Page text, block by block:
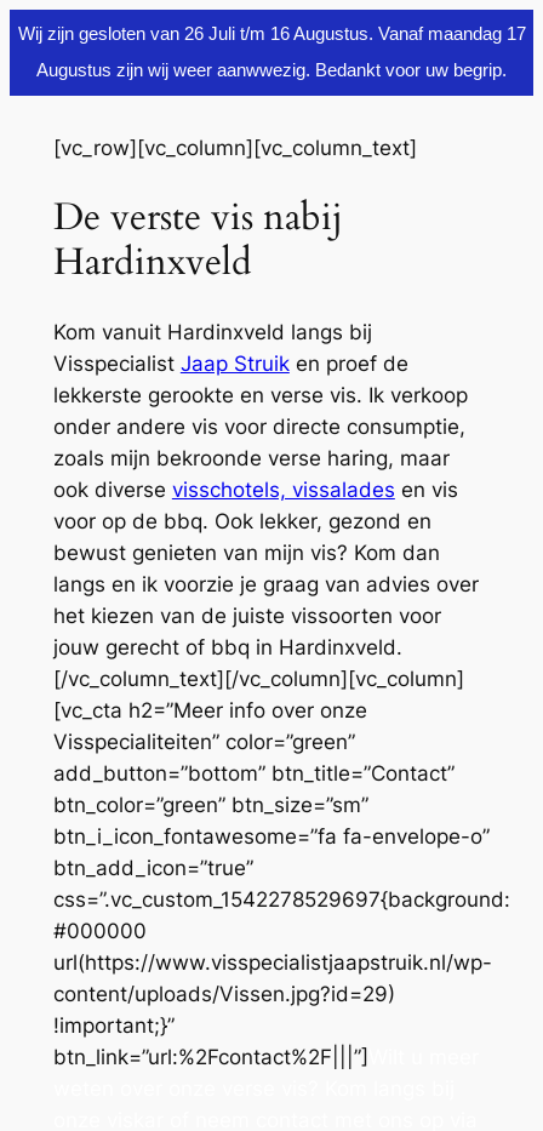
Wij zijn gesloten van 26 Juli t/m 16 Augustus. Vanaf maandag 17
Augustus zijn wij weer aanwwezig. Bedankt voor uw begrip.
inhoud
[vc_row][vc_column][vc_column_text]
De verste vis nabij
Hardinxveld
Kom vanuit Hardinxveld langs bij
Visspecialist Jaap Struiken proef de
lekkerste gerookte en verse vis. Ik verkoop
onder andere vis voor directe consumptie,
zoals mijn bekroonde verse haring, maar
ook diverse visschotels, vissalades en vis
voor op de bbq. Ook lekker, gezond en
bewust genieten van mijn vis? Kom dan
langs en ik voorzie je graag van advies over
het kiezen van de juiste vissoorten voor
jouw gerecht of bbq in Hardinxveld.
[/vc_column_text][/vc_column][vc_column]
[vc_cta h2=”Meer info over onze
Visspecialiteiten” color=”green”
add_button=”bottom” btn_title=”Contact”
btn_color=”green” btn_size=”sm”
btn_i_icon_fontawesome=”fa fa-envelope-o”
btn_add_icon=”true”
css=”.vc_custom_1542278529697{background:
#000000
url(https://www.visspecialistjaapstruik.nl/wp-
content/uploads/Vissen.jpg?id=29)
!important;}”
btn_link=”url:%2Fcontact%2F|||”]